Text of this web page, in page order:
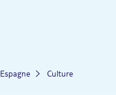
Espagne Culture